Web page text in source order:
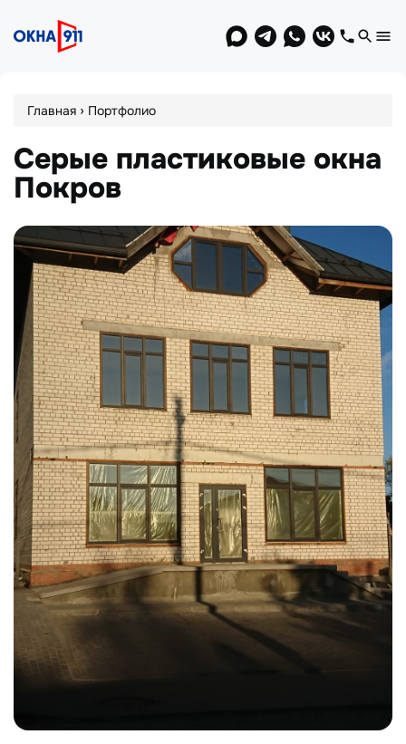
to
navigation
Вы
Главная › Портфолио
Серые пластиковые окна
Покров